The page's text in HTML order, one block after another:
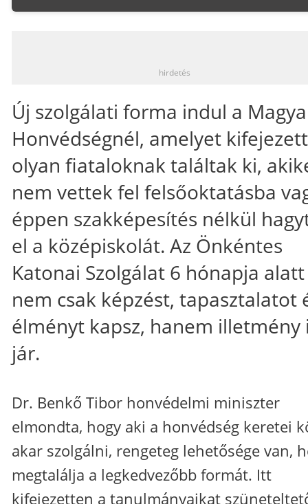
hirdetés
Új szolgálati forma indul a
Honvédségnél, amelyet
olyan fiataloknak találtak ki,
nem vettek fel felsőoktatásba
éppen szakképesítés nélkül
el a középiskolát. Az Önkéntes
Katonai Szolgálat 6 hónapja alatt
nem csak képzést, tapasztalatot
élményt kapsz, hanem illetmény
jár.
Dr. Benkő Tibor honvédelmi miniszter
elmondta, hogy aki a honvédség keretei
akar szolgálni, rengeteg lehetősége van,
megtalálja a legkedvezőbb formát. Itt
kifejezetten a tanulmányaikat